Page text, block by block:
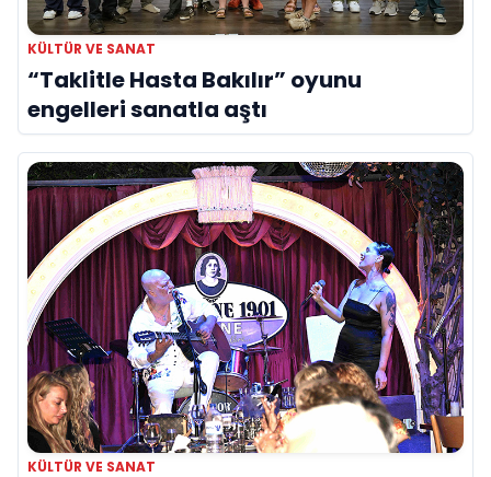
KÜLTÜR VE SANAT
“Taklitle Hasta Bakılır” oyunu
engelleri sanatla aştı
KÜLTÜR VE SANAT